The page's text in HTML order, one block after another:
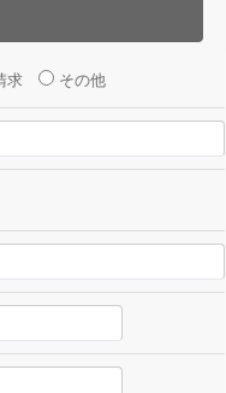
求 その他